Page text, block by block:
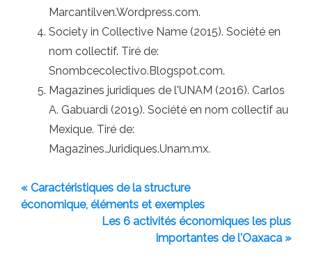
Marcantilven.Wordpress.com.
Society in Collective Name (2015). Société en
nom collectif. Tiré de:
Snombcecolectivo.Blogspot.com.
Magazines juridiques de l'UNAM (2016). Carlos
A. Gabuardi (2019). Société en nom collectif au
Mexique. Tiré de:
Magazines.Juridiques.Unam.mx.
« Caractéristiques de la structure
économique, éléments et exemples
Les 6 activités économiques les plus
importantes de l'Oaxaca »